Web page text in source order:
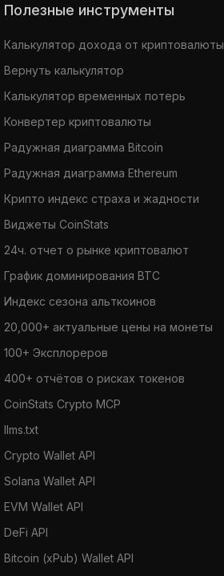
Полезные инструменты
Калькулятор дохода от криптовалюты
Вернуть калькулятор
Калькулятор временных потерь
Конвертер криптовалюты
Радужная диаграмма Bitcoin
Радужная диаграмма Ethereum
Крипто индекс страха и жадности
Виджеты CoinStats
24ч. отчет о рынке криптовалют
График доминирования BTC
Индекс сезона альткоинов
20,000+ актуальные цены на монеты
100+ Эксплореров
400+ отчётов о рисках токенов
CoinStats Crypto MCP
llms.txt
Crypto Wallet API
Solana Wallet API
EVM Wallet API
DeFi API
Bitcoin (xPub) Wallet API